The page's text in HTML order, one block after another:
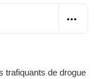
trafiquants de drogue